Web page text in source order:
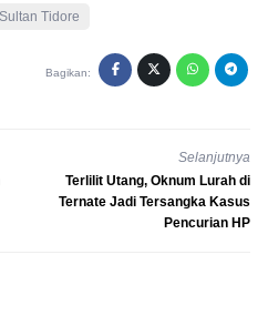
Sultan Tidore
Bagikan:
Selanjutnya
Terlilit Utang, Oknum Lurah di
Ternate Jadi Tersangka Kasus
Pencurian HP